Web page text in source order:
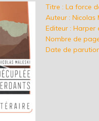
Titre : La force
Auteur : Nicolas
Editeur : Harper
Nombre de
Date de